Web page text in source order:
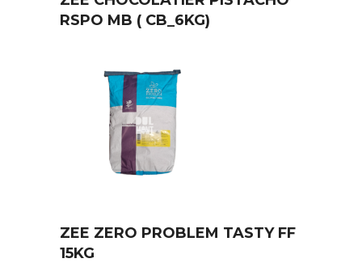
RSPO MB ( CB_6KG)
ZEE ZERO PROBLEM TASTY FF
15KG